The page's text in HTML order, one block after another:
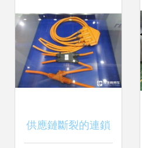
穩定運行
供應鏈斷裂的連鎖